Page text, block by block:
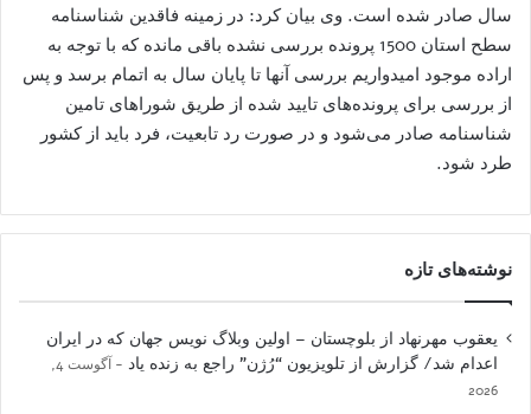
سال صادر شده است. وی بیان کرد: در زمینه فاقدین شناسنامه
سطح استان 1500 پرونده بررسی نشده باقی مانده که با توجه به
اراده موجود امیدواریم بررسی آنها تا پایان سال به اتمام برسد و پس
از بررسی برای پرونده‌های تایید شده از طریق شوراهای تامین
شناسنامه صادر می‌شود و در صورت رد تابعیت، فرد باید از کشور
طرد شود.
نوشته‌های تازه
یعقوب مهرنهاد از بلوچستان – اولین وبلاگ نویس جهان که در ایران
اعدام شد/ گزارش از تلویزیون “رُژن” راجع به زنده یاد
آگوست 4,
2026